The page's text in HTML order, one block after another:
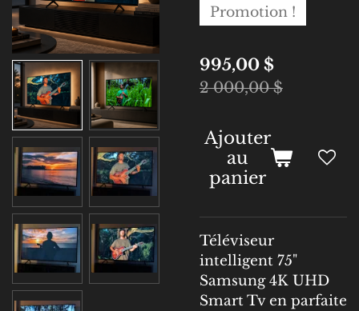
Promotion !
995,00 $
2 000,00 $
Ajouter
au
panier
Téléviseur
intelligent 75"
Samsung 4K UHD
Smart Tv en parfaite